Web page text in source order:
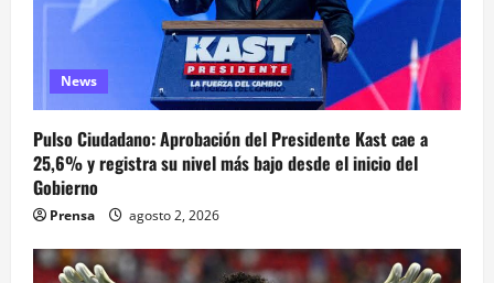
News
Pulso Ciudadano: Aprobación del Presidente Kast cae a
25,6% y registra su nivel más bajo desde el inicio del
Gobierno
Prensa agosto 2, 2026